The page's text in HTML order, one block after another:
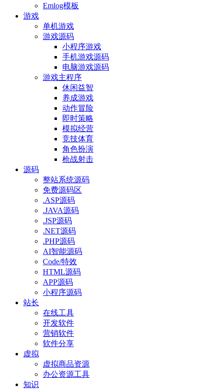
Emlog模板
游戏
单机游戏
游戏源码
小程序游戏
手机游戏源码
电脑游戏源码
游戏主程序
休闲益智
养成游戏
动作冒险
即时策略
模拟经营
竞技体育
角色扮演
枪战射击
源码
整站系统源码
免费源码区
.ASP源码
.JAVA源码
.JSP源码
.NET源码
.PHP源码
AI智能源码
Code/特效
HTML源码
APP源码
小程序源码
站长
在线工具
开发软件
营销软件
软件分享
虚拟
虚拟商品资源
办公资源工具
知识